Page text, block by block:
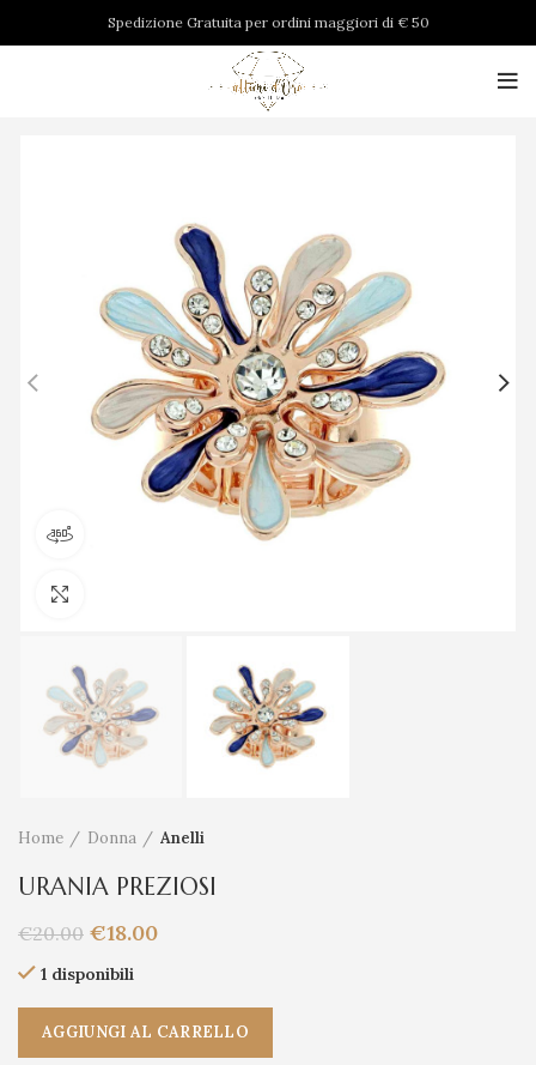
Spedizione Gratuita per ordini maggiori di € 50
Visualizza il prodotto a 360 gradi
Home Donna Anelli
URANIA PREZIOSI
€20.00 €18.00
1 disponibili
AGGIUNGI AL CARRELLO